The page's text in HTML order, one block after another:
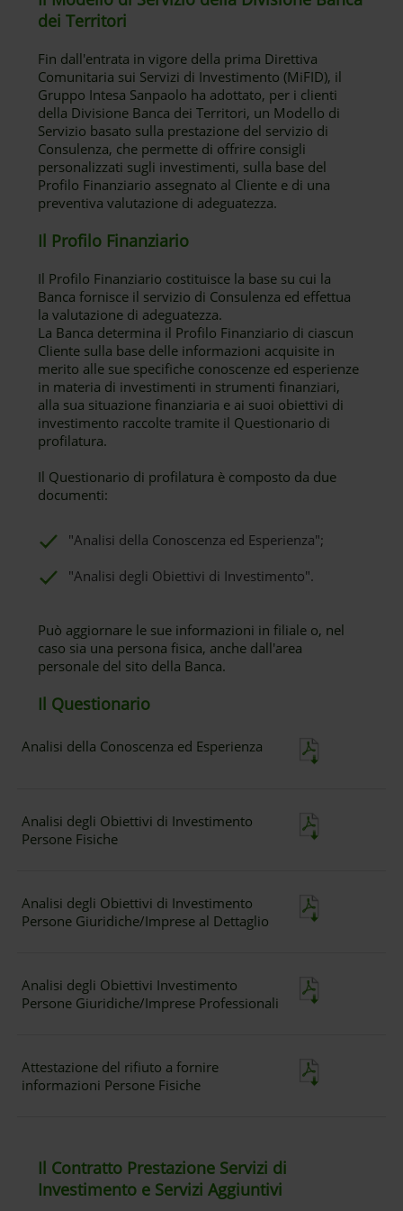
dei Territori
Fin dall'entrata in vigore della prima Direttiva
Comunitaria sui Servizi di Investimento (MiFID), il
Gruppo Intesa Sanpaolo ha adottato, per i clienti
della Divisione Banca dei Territori, un Modello di
Servizio basato sulla prestazione del servizio di
Consulenza, che permette di offrire consigli
personalizzati sugli investimenti, sulla base del
Profilo Finanziario assegnato al Cliente e di una
preventiva valutazione di adeguatezza.
Il Profilo Finanziario
Il Profilo Finanziario costituisce la base su cui la
Banca fornisce il servizio di Consulenza ed effettua
la valutazione di adeguatezza.
La Banca determina il Profilo Finanziario di ciascun
Cliente sulla base delle informazioni acquisite in
merito alle sue specifiche conoscenze ed esperienze
in materia di investimenti in strumenti finanziari,
alla sua situazione finanziaria e ai suoi obiettivi di
investimento raccolte tramite il Questionario di
profilatura.
Il Questionario di profilatura è composto da due
documenti:
"Analisi della Conoscenza ed Esperienza";
"Analisi degli Obiettivi di Investimento".
Può aggiornare le sue informazioni in filiale o, nel
caso sia una persona fisica, anche dall'area
personale del sito della Banca.
Il Questionario
Analisi della Conoscenza ed Esperienza
Analisi degli Obiettivi di Investimento
Persone Fisiche
Analisi degli Obiettivi di Investimento
Persone Giuridiche/Imprese al Dettaglio
Analisi degli Obiettivi Investimento
Persone Giuridiche/Imprese Professionali
Attestazione del rifiuto a fornire
informazioni Persone Fisiche
Il Contratto Prestazione Servizi di
Investimento e Servizi Aggiuntivi